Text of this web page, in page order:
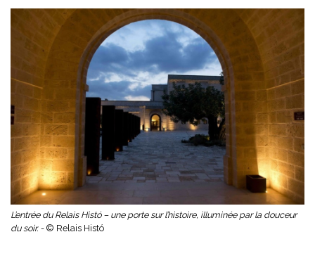
L’entrée du Relais Histó – une porte sur l’histoire, illuminée par la douceur
du soir. - © Relais Histó